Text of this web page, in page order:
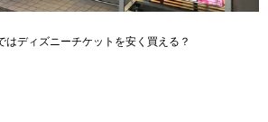
はディズニーチケットを安く買える？